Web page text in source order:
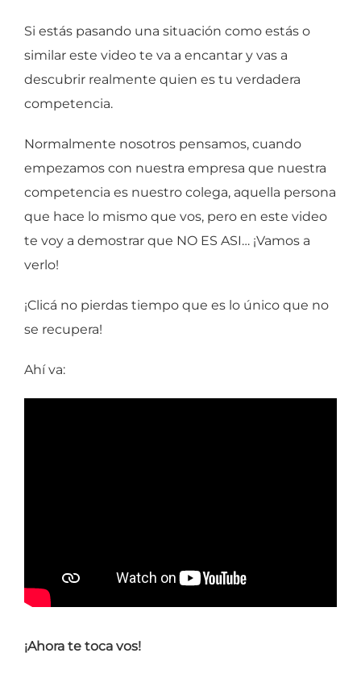
Si estás pasando una situación como estás o
similar este video te va a encantar y vas a
descubrir realmente quien es tu verdadera
competencia.
Normalmente nosotros pensamos, cuando
empezamos con nuestra empresa que nuestra
competencia es nuestro colega, aquella persona
que hace lo mismo que vos, pero en este video
te voy a demostrar que NO ES ASI… ¡Vamos a
verlo!
¡Clicá no pierdas tiempo que es lo único que no
se recupera!
Ahí va:
¡Ahora te toca vos!